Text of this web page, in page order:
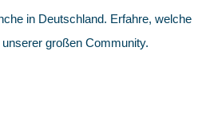
in Deutschland. Erfahre, welche
großen Community.